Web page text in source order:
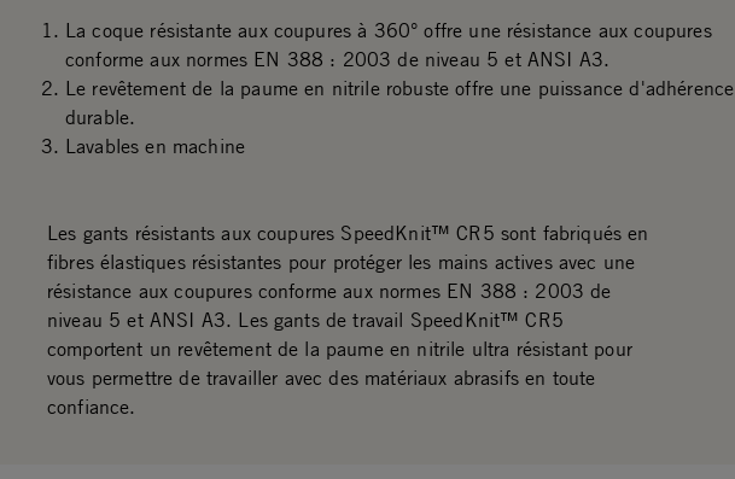
La coque résistante aux coupures à 360° offre une résistance aux coupures
conforme aux normes EN 388 : 2003 de niveau 5 et ANSI A3.
Le revêtement de la paume en nitrile robuste offre une puissance d'adhérence
durable.
Lavables en machine
Les gants résistants aux coupures SpeedKnit™ CR5 sont fabriqués en
fibres élastiques résistantes pour protéger les mains actives avec une
résistance aux coupures conforme aux normes EN 388 : 2003 de
niveau 5 et ANSI A3. Les gants de travail SpeedKnit™ CR5
comportent un revêtement de la paume en nitrile ultra résistant pour
vous permettre de travailler avec des matériaux abrasifs en toute
confiance.